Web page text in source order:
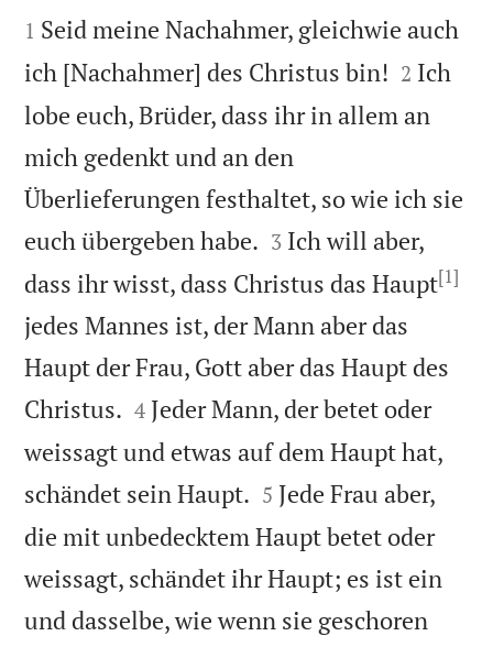


1 Seid meine Nachahmer, gleichwie auch
ich [Nachahmer] des Christus bin! 

2 Ich
lobe euch, Brüder, dass ihr in allem an
mich gedenkt und an den
Überlieferungen festhaltet, so wie ich sie
euch übergeben habe. 

3 Ich will aber,
dass ihr wisst, dass Christus das Haupt[1]
jedes Mannes ist, der Mann aber das
Haupt der Frau, Gott aber das Haupt des
Christus. 

4 Jeder Mann, der betet oder
weissagt und etwas auf dem Haupt hat,
schändet sein Haupt. 

5 Jede Frau aber,
die mit unbedecktem Haupt betet oder
weissagt, schändet ihr Haupt; es ist ein
und dasselbe, wie wenn sie geschoren